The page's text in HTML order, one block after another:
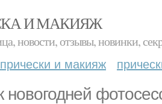
И МАКИЯЖ
новости, отзывы, новинки,
и макияж
новогодней